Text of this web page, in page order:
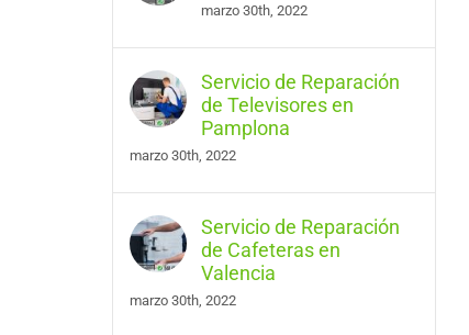
marzo 30th, 2022
Servicio de Reparación
de Televisores en
Pamplona
marzo 30th, 2022
Servicio de Reparación
de Cafeteras en
Valencia
marzo 30th, 2022